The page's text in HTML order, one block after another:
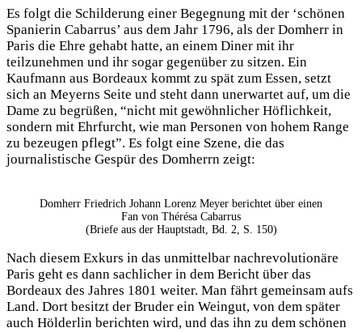
Es folgt die Schilderung einer Begegnung mit der ‘schönen
Spanierin Cabarrus’ aus dem Jahr 1796, als der Domherr in
Paris die Ehre gehabt hatte, an einem Diner mit ihr
teilzunehmen und ihr sogar gegenüber zu sitzen. Ein
Kaufmann aus Bordeaux kommt zu spät zum Essen, setzt
sich an Meyerns Seite und steht dann unerwartet auf, um die
Dame zu begrüßen, “nicht mit gewöhnlicher Höflichkeit,
sondern mit Ehrfurcht, wie man Personen von hohem Range
zu bezeugen pflegt”. Es folgt eine Szene, die das
journalistische Gespür des Domherrn zeigt:
Domherr Friedrich Johann Lorenz Meyer berichtet über einen
Fan von Thérésa Cabarrus
(Briefe aus der Hauptstadt, Bd. 2, S. 150)
Nach diesem Exkurs in das unmittelbar nachrevolutionäre
Paris geht es dann sachlicher in dem Bericht über das
Bordeaux des Jahres 1801 weiter. Man fährt gemeinsam aufs
Land. Dort besitzt der Bruder ein Weingut, von dem später
auch Hölderlin berichten wird, und das ihn zu dem schönen